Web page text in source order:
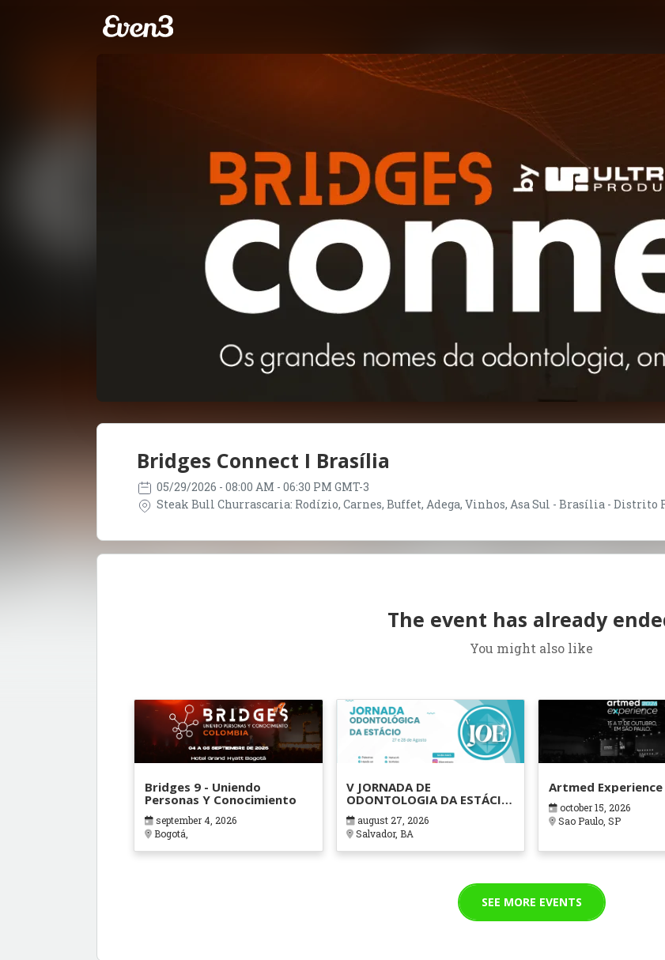
Bridges Connect I Brasília
05/29/2026 - 08:00 AM - 06:30 PM GMT-3
Steak Bull Churrascaria: Rodízio, Carnes, Buffet, Adega, Vinhos, Asa Sul - Brasília - Distrito
The event has already
You might also like
Bridges 9 - Uniendo
Personas Y Conocimiento
september 4, 2026
Bogotá,
V JORNADA DE
ODONTOLOGIA DA ESTÁCIO
BAHIA
august 27, 2026
Salvador, BA
Artmed Experience
october 15, 2026
Sao Paulo, SP
SEE MORE EVENTS